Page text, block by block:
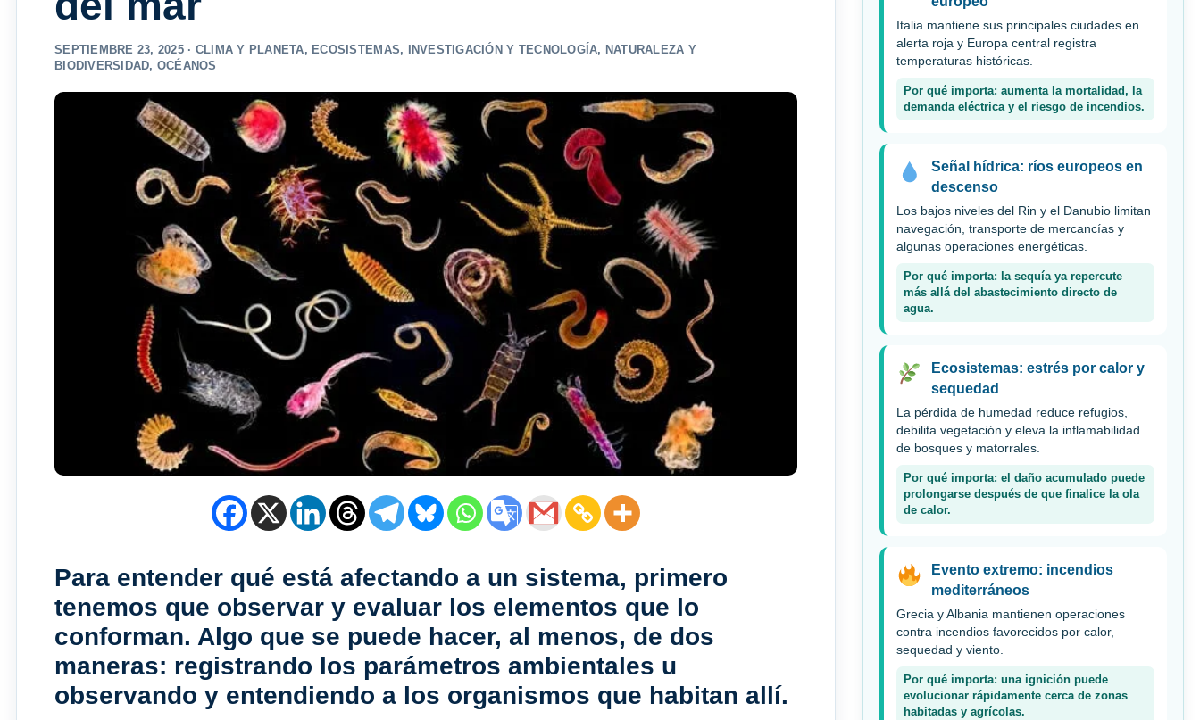
SEPTIEMBRE 23, 2025 · CLIMA Y PLANETA, ECOSISTEMAS, INVESTIGACIÓN Y TECNOLOGÍA, NATURALEZA Y
BIODIVERSIDAD, OCÉANOS
Para entender qué está afectando a un sistema, primero
tenemos que observar y evaluar los elementos que lo
conforman. Algo que se puede hacer, al menos, de dos
maneras: registrando los parámetros ambientales u
observando y entendiendo a los organismos que habitan allí.
Italia mantiene sus principales ciudades en
alerta roja y Europa central registra
temperaturas históricas.
Por qué importa: aumenta la mortalidad, la
demanda eléctrica y el riesgo de incendios.
Señal hídrica: ríos europeos en
descenso
Los bajos niveles del Rin y el Danubio limitan
navegación, transporte de mercancías y
algunas operaciones energéticas.
Por qué importa: la sequía ya repercute
más allá del abastecimiento directo de
agua.
Ecosistemas: estrés por calor y
sequedad
La pérdida de humedad reduce refugios,
debilita vegetación y eleva la inflamabilidad
de bosques y matorrales.
Por qué importa: el daño acumulado puede
prolongarse después de que finalice la ola
de calor.
Evento extremo: incendios
mediterráneos
Grecia y Albania mantienen operaciones
contra incendios favorecidos por calor,
sequedad y viento.
Por qué importa: una ignición puede
evolucionar rápidamente cerca de zonas
habitadas y agrícolas.